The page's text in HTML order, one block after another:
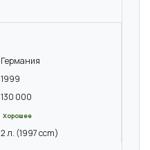
Германия
1999
130 000
Хорошее
2 л. (1997 ccm)